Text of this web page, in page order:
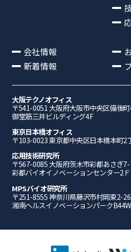
会社情報
新着情報
大阪テクノオフィス
〒541-0051 ⼤阪府⼤阪市中央区備後
御堂筋三井ビルディング4F
東京日本橋オフィス
〒103-0023 東京都中央区日本橋本町2
応⽤技術研究所
〒567-0085 ⼤阪府茨⽊市彩都あさぎ
彩都バイオイノベーションセンター2Ｆ
MPSバイオ研究所
〒251-8555 神奈川県藤沢市村岡東2-
湘南ヘルスイノベーションパークB44W